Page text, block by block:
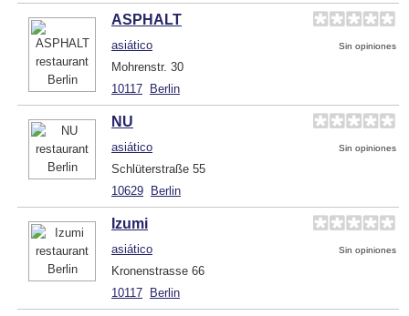
ASPHALT
asiático Sin opiniones
Mohrenstr. 30
10117 Berlin
NU
asiático Sin opiniones
Schlüterstraße 55
10629 Berlin
Izumi
asiático Sin opiniones
Kronenstrasse 66
10117 Berlin